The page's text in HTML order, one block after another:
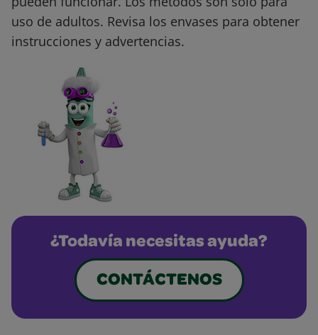
uso de adultos. Revisa los envases para obtener
instrucciones y advertencias.
¿Todavía necesitas ayuda?
CONTÁCTENOS